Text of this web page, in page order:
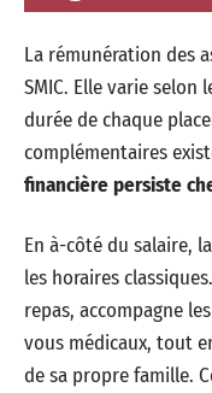
La rémunération des
SMIC. Elle varie selon
durée de chaque
complémentaires
financière persiste
En à-côté du salaire,
les horaires
repas, accompagne
vous médicaux, tout
de sa propre famille.